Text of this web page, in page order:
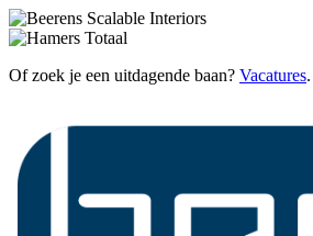
Of zoek je een uitdagende baan? Vacatures.